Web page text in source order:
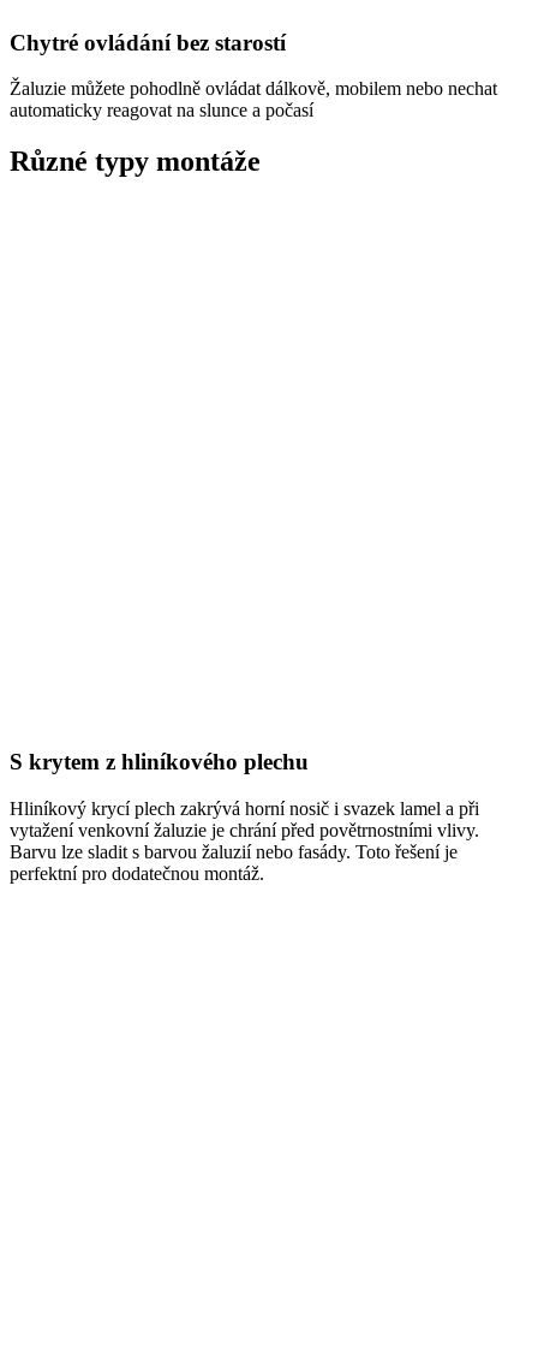
Chytré ovládání bez starostí
Žaluzie můžete pohodlně ovládat dálkově, mobilem nebo nechat
automaticky reagovat na slunce a počasí
Různé typy montáže
S krytem z hliníkového plechu
Hliníkový krycí plech zakrývá horní nosič i svazek lamel a při
vytažení venkovní žaluzie je chrání před povětrnostními vlivy.
Barvu lze sladit s barvou žaluzií nebo fasády. Toto řešení je
perfektní pro dodatečnou montáž.